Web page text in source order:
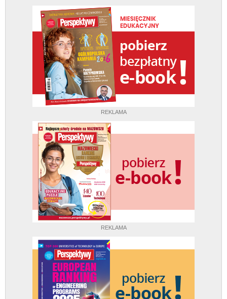
REKLAMA
REKLAMA